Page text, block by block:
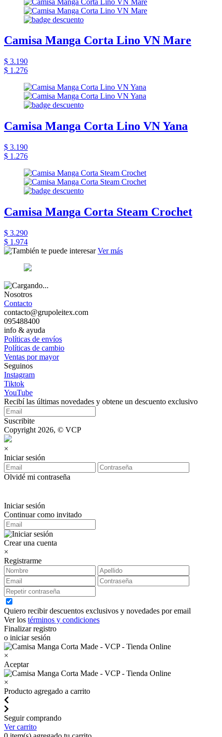
Camisa Manga Corta Lino VN Mare
$ 3.190
$ 1.276
Camisa Manga Corta Lino VN Yana
$ 3.190
$ 1.276
Camisa Manga Corta Steam Crochet
$ 3.290
$ 1.974
Ver más
Nosotros
Contacto
contacto@grupoleitex.com
095488400
info & ayuda
Políticas de envíos
Políticas de cambio
Ventas por mayor
Seguinos
Instagram
Tiktok
YouTube
Recibí las últimas novedades y obtene un descuento exclusivo
Suscribite
Copyright 2026, © VCP
×
Iniciar sesión
Olvidé mi contraseña
Iniciar sesión
Continuar como invitado
Crear una cuenta
×
Registrarme
Quiero recibir descuentos exclusivos y novedades por email
Ver los términos y condiciones
Finalizar registro
o iniciar sesión
×
Aceptar
×
Producto agregado a carrito
Seguir comprando
Ver carrito